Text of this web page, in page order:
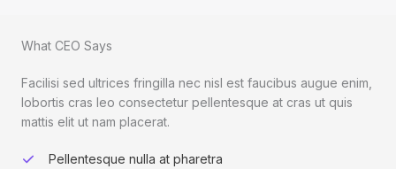
What CEO Says​
Facilisi sed ultrices fringilla nec nisl est faucibus augue enim,
lobortis cras leo consectetur pellentesque at cras ut quis
mattis elit ut nam placerat.
Pellentesque nulla at pharetra